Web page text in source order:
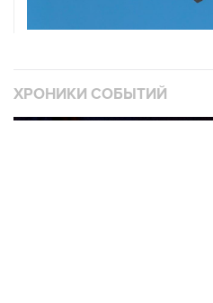
ХРОНИКИ СОБЫТИЙ